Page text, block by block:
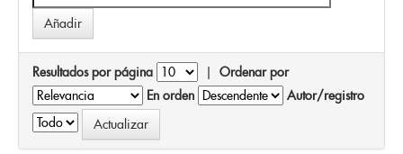
Resultados por página | Ordenar por
En orden
Autor/registro